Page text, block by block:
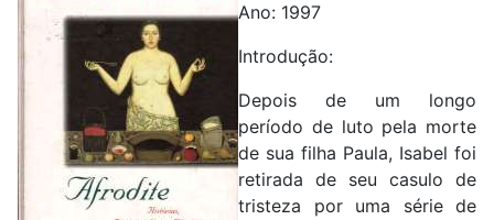
Ano: 1997
Introdução:
Depois de um longo
período de luto pela morte
de sua filha Paula, Isabel foi
retirada de seu casulo de
tristeza por uma série de